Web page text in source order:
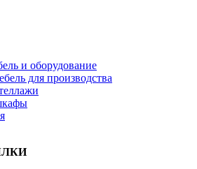
и оборудование
для производства